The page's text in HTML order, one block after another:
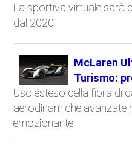
La sportiva virtuale sarà
dal 2020
McLaren
Turismo:
Uso esteso della fibra di
aerodinamiche avanzate
emozionante